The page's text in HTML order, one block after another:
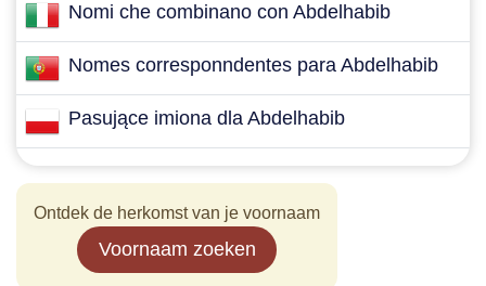
Nomi che combinano con Abdelhabib
Nomes corresponndentes para Abdelhabib
Pasujące imiona dla Abdelhabib
Ontdek de herkomst van je voornaam
Voornaam zoeken